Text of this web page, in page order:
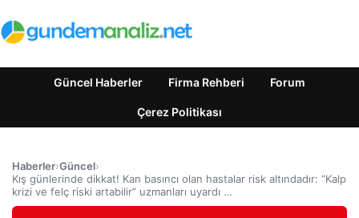
Güncel Haberler Firma Rehberi Forum
Çerez Politikası
Haberler›Güncel›
Kış günlerinde dikkat! Kan basıncı olan hastalar risk altındadır: “Kalp
krizi ve felç riski artabilir” uzmanları uyardı …